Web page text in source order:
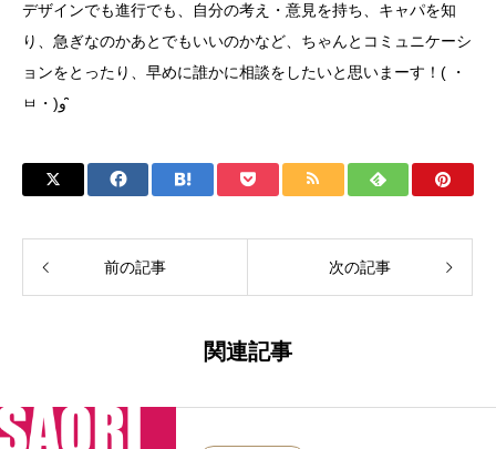
デザインでも進行でも、自分の考え・意見を持ち、キャパを知
り、急ぎなのかあとでもいいのかなど、ちゃんとコミュニケーシ
ョンをとったり、早めに誰かに相談をしたいと思いまーす！( ・
ㅂ・)و ̑̑
前の記事 次の記事
関連記事